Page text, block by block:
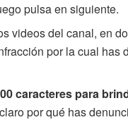
pulsa en siguiente.
videos del canal, en
por la cual
caracteres para
por qué has